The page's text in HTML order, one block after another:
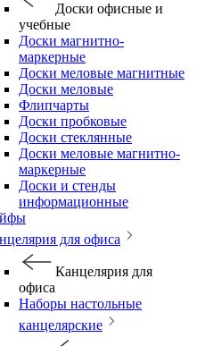
Доски офисные и
учебные
Доски магнитно-
маркерные
Доски меловые магнитные
Доски меловые
Флипчарты
Доски пробковые
Доски стеклянные
Доски меловые магнитно-
маркерные
Доски и стенды
информационные
для офиса
Канцелярия для
офиса
Наборы настольные
канцелярские